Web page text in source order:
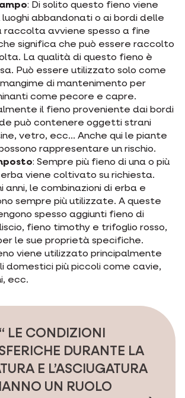
: Di solito questo fieno viene
abbandonati o ai bordi delle
raccolta avviene spesso a fine
significa che può essere raccolto
La qualità di questo fieno è
Può essere utilizzato solo come
di mantenimento per
come pecore e capre.
il fieno proveniente dai bordi
può contenere oggetti strani
vetro, ecc... Anche qui le piante
rappresentare un rischio.
: Sempre più fieno di una o più
viene coltivato su richiesta.
anni, le combinazioni di erba e
sempre più utilizzate. A queste
spesso aggiunti fieno di
fieno timothy e trifoglio rosso,
le sue proprietà specifiche.
viene utilizzato principalmente
domestici più piccoli come cavie,
ecc.
LE CONDIZIONI
DURANTE LA
E L’ASCIUGATURA
UN RUOLO